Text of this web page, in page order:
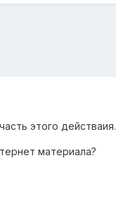
этого действаия.
материала?